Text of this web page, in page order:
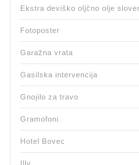
Ekstra deviško oljčno olje
Fotoposter
Garažna vrata
Gasilska intervencija
Gnojilo za travo
Gramofoni
Hotel Bovec
Illy